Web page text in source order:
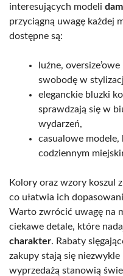
interesujących modeli
przyciągną uwagę każdej
dostępne są:
luźne,
swobodę w
eleganckie bluzki
sprawdzają się w
wydarzeń,
casualowe
codziennym
Kolory oraz wzory koszul
co ułatwia ich
Warto zwrócić uwagę na
ciekawe detale, które
charakter. Rabaty
zakupy stają się
wyprzedażą stanowią